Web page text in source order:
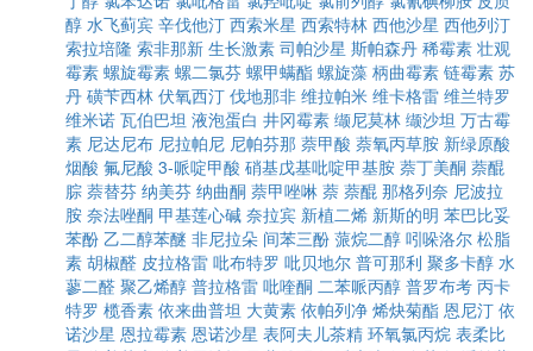
醇 水飞蓟宾 辛伐他汀 西索米星 西索特林 西他沙星 西他列汀
索拉培隆 索非那新 生长激素 司帕沙星 斯帕森丹 稀霉素 壮观
霉素 螺旋霉素 螺二氯芬 螺甲螨酯 螺旋藻 柄曲霉素 链霉素 苏
丹 磺苄西林 伏氧西汀 伐地那非 维拉帕米 维卡格雷 维兰特罗
维米诺 瓦伯巴坦 液泡蛋白 井冈霉素 缬尼莫林 缬沙坦 万古霉
素 尼达尼布 尼拉帕尼 尼帕芬那 萘甲酸 萘氧丙草胺 新绿原酸
烟酸 氟尼酸 3-哌啶甲酸 硝基戊基吡啶甲基胺 萘丁美酮 萘醌
腙 萘替芬 纳美芬 纳曲酮 萘甲唑啉 萘 萘醌 那格列奈 尼波拉
胺 奈法唑酮 甲基莲心碱 奈拉宾 新植二烯 新斯的明 苯巴比妥
苯酚 乙二醇苯醚 非尼拉朵 间苯三酚 蒎烷二醇 吲哚洛尔 松脂
素 胡椒醛 皮拉格雷 吡布特罗 吡贝地尔 普可那利 聚多卡醇 水
蓼二醛 聚乙烯醇 普拉格雷 吡喹酮 二苯哌丙醇 普罗布考 丙卡
特罗 榄香素 依来曲普坦 大黄素 依帕列净 烯炔菊酯 恩尼汀 依
诺沙星 恩拉霉素 恩诺沙星 表阿夫儿茶精 环氧氯丙烷 表柔比